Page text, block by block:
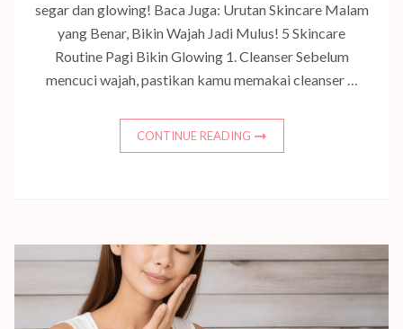
segar dan glowing! Baca Juga: Urutan Skincare Malam
yang Benar, Bikin Wajah Jadi Mulus! 5 Skincare
Routine Pagi Bikin Glowing 1. Cleanser Sebelum
mencuci wajah, pastikan kamu memakai cleanser …
CONTINUE READING